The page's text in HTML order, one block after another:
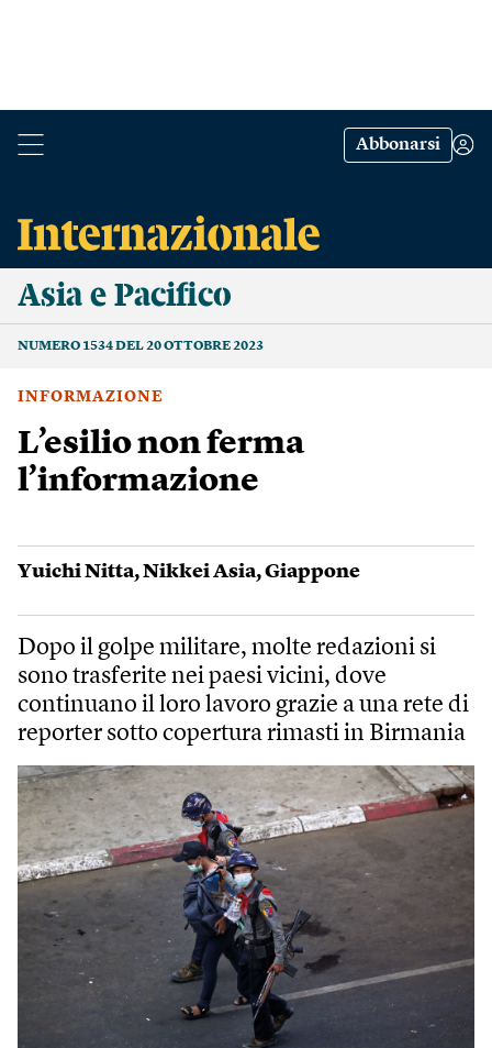
Abbonarsi
Asia e Pacifico
NUMERO 1534 DEL 20 OTTOBRE 2023
INFORMAZIONE
L’esilio non ferma
l’informazione
Yuichi Nitta,Nikkei Asia,Giappone
Dopo il golpe militare, molte redazioni si
sono trasferite nei paesi vicini, dove
continuano il loro lavoro grazie a una rete di
reporter sotto copertura rimasti in Birmania